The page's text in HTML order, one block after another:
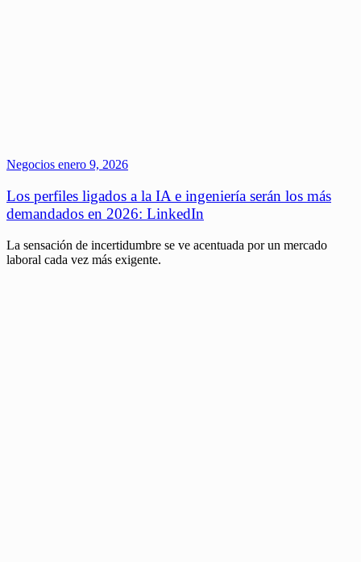
Negocios enero 9, 2026
Los perfiles ligados a la IA e ingeniería serán los más
demandados en 2026: LinkedIn
La sensación de incertidumbre se ve acentuada por un mercado
laboral cada vez más exigente.